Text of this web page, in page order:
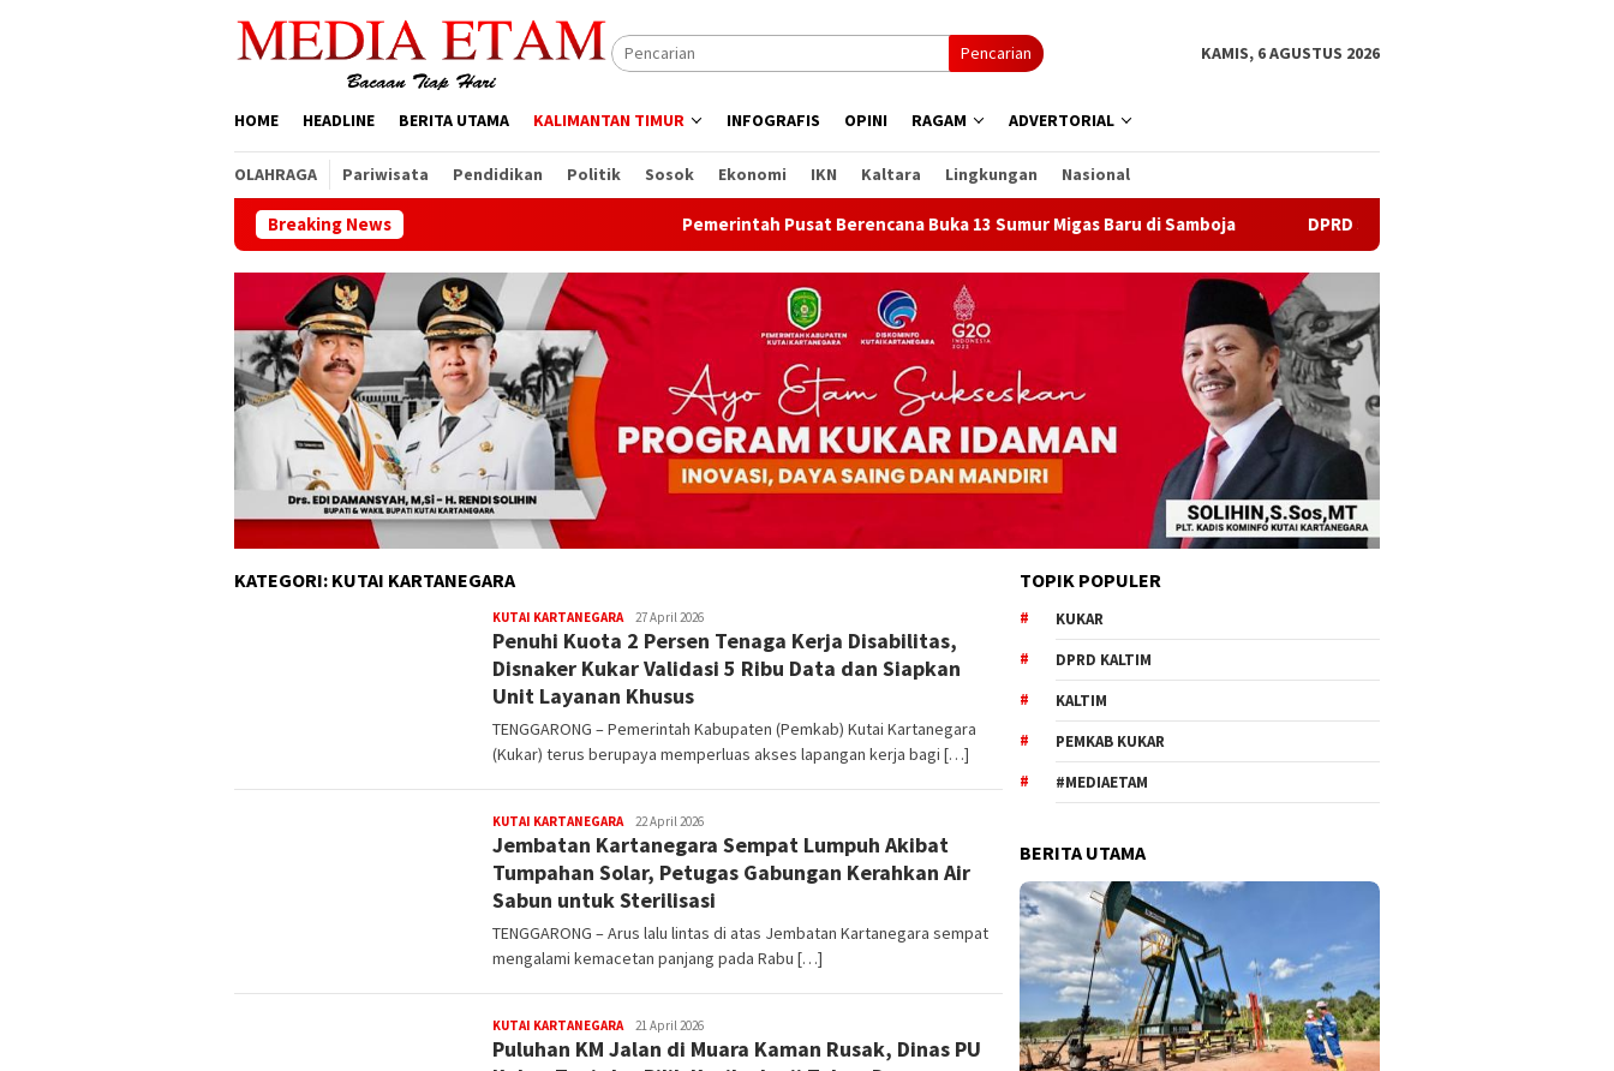
Pencarian KAMIS, 6 AGUSTUS 2026
HOME HEADLINE BERITA UTAMA KALIMANTAN TIMUR INFOGRAFIS OPINI RAGAM ADVERTORIAL
OLAHRAGA Pariwisata Pendidikan Politik Sosok Ekonomi IKN Kaltara Lingkungan Nasional
Breaking News Pemerintah Pusat Berencana Buka 13 Sumur Migas Baru di Samboja DPRD Samarinda Sebut Kematian Siswa karena
KATEGORI: KUTAI KARTANEGARA
KUTAI KARTANEGARAeditoredaksi
27 April 2026
Penuhi Kuota 2 Persen Tenaga Kerja Disabilitas,
Disnaker Kukar Validasi 5 Ribu Data dan Siapkan
Unit Layanan Khusus
TENGGARONG – Pemerintah Kabupaten (Pemkab) Kutai Kartanegara
(Kukar) terus berupaya memperluas akses lapangan kerja bagi […]
KUTAI KARTANEGARAeditoredaksi
22 April 2026
Jembatan Kartanegara Sempat Lumpuh Akibat
Tumpahan Solar, Petugas Gabungan Kerahkan Air
Sabun untuk Sterilisasi
TENGGARONG – Arus lalu lintas di atas Jembatan Kartanegara sempat
mengalami kemacetan panjang pada Rabu […]
KUTAI KARTANEGARAeditoredaksi
21 April 2026
Puluhan KM Jalan di Muara Kaman Rusak, Dinas PU
TOPIK POPULER
KUKAR
DPRD KALTIM
KALTIM
PEMKAB KUKAR
#MEDIAETAM
BERITA UTAMA